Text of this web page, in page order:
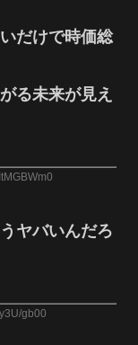
だけで時価総
る未来が見え
ヤバいんだろ
gb00